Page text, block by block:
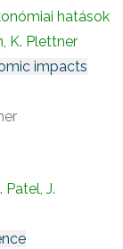
hatások
K. Plettner
impacts
J.